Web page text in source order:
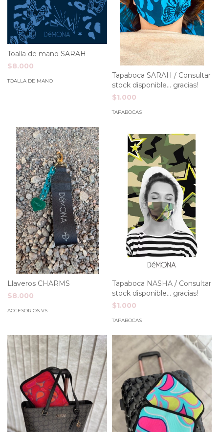
Toalla de mano SARAH
$8.000
TOALLA DE MANO
Tapaboca SARAH / Consultar
stock disponible... gracias!
$1.000
TAPABOCAS
Llaveros CHARMS
$8.000
ACCESORIOS VS
Tapaboca NASHA / Consultar
stock disponible... gracias!
$1.000
TAPABOCAS